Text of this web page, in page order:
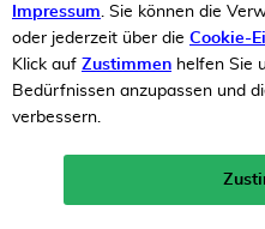
10%
Neukunden-Rabatt
mehr erfahren >
Impressum. Sie können die
oder jederzeit über die Cookie-
Klick auf Zustimmen helfen Sie
Bedürfnissen anzupassen und
verbessern.